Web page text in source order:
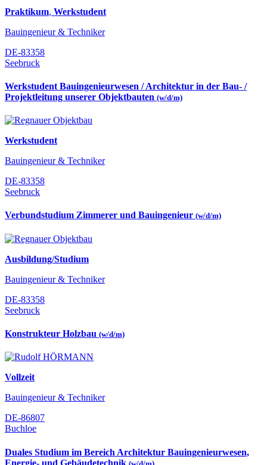
Praktikum, Werkstudent
Bauingenieur & Techniker
DE-83358
Seebruck
Werkstudent Bauingenieurwesen / Architektur in der Bau- /
Projektleitung unserer Objektbauten (w/d/m)
Werkstudent
Bauingenieur & Techniker
DE-83358
Seebruck
Verbundstudium Zimmerer und Bauingenieur (w/d/m)
Ausbildung/Studium
Bauingenieur & Techniker
DE-83358
Seebruck
Konstrukteur Holzbau (w/d/m)
Vollzeit
Bauingenieur & Techniker
DE-86807
Buchloe
Duales Studium im Bereich Architektur Bauingenieurwesen,
Energie- und Gebäudetechnik